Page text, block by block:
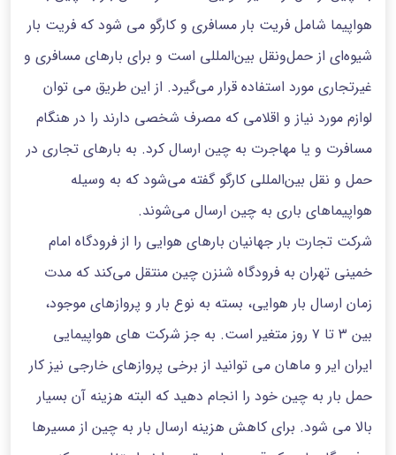
هواپیما شامل فریت بار مسافری و کارگو می شود که فریت بار
شیوه‌ای از حمل‌ونقل بین‌المللی است و برای بارهای مسافری و
غیرتجاری مورد استفاده قرار می‌گیرد. از این طریق می توان
لوازم مورد نیاز و اقلامی که مصرف شخصی دارند را در هنگام
مسافرت و یا مهاجرت به چین ارسال کرد. به بارهای تجاری در
حمل و نقل بین‌المللی کارگو گفته می‌شود که به وسیله
هواپیماهای باری به چین ارسال می‌شوند.
شرکت تجارت بار جهانیان بارهای هوایی را از فرودگاه امام
خمینی تهران به فرودگاه شنزن چین منتقل می‌کند که مدت
زمان ارسال بار هوایی، بسته به نوع بار و پروازهای موجود،
بین ۳ تا ۷ روز متغیر است. به جز شرکت های هواپیمایی
ایران ایر و ماهان می توانید از برخی پروازهای خارجی نیز کار
حمل بار به چین خود را انجام دهید که البته هزینه آن بسیار
بالا می شود. برای کاهش هزینه ارسال بار به چین از مسیرها